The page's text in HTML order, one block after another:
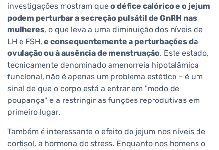
investigações mostram que o défice calórico e o jejum
podem perturbar a secreção pulsátil de GnRH nas
mulheres, o que leva a uma diminuição dos níveis de
LH e FSH, e consequentemente a perturbações da
ovulação ou à ausência de menstruação. Este estado,
tecnicamente denominado amenorreia hipotalâmica
funcional, não é apenas um problema estético – é um
sinal de que o corpo está a entrar em "modo de
poupança" e a restringir as funções reprodutivas em
primeiro lugar.
Também é interessante o efeito do jejum nos níveis de
cortisol, a hormona do stress. Enquanto nos homens o